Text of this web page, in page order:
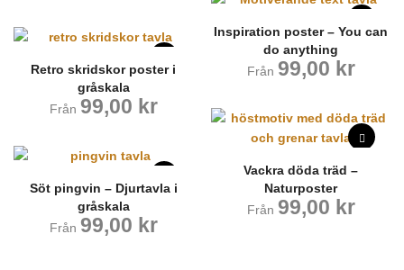
Inspiration poster – You can
do anything
Från 99,00 kr
Retro skridskor poster i
gråskala
Från 99,00 kr
Vackra döda träd –
Naturposter
Från 99,00 kr
Söt pingvin – Djurtavla i
gråskala
Från 99,00 kr